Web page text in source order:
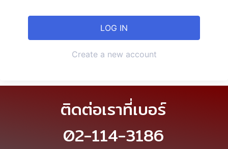
Create a new account
ติดต่อเราที่เบอร์
02-114-3186